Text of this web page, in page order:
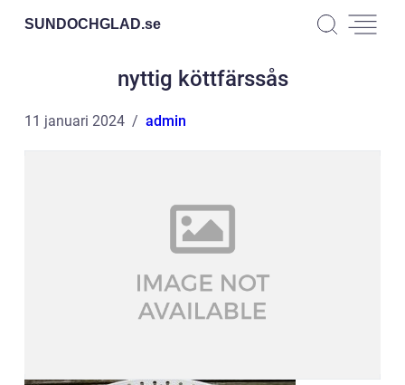
SUNDOCHGLAD.se
nyttig köttfärssås
11 januari 2024 admin